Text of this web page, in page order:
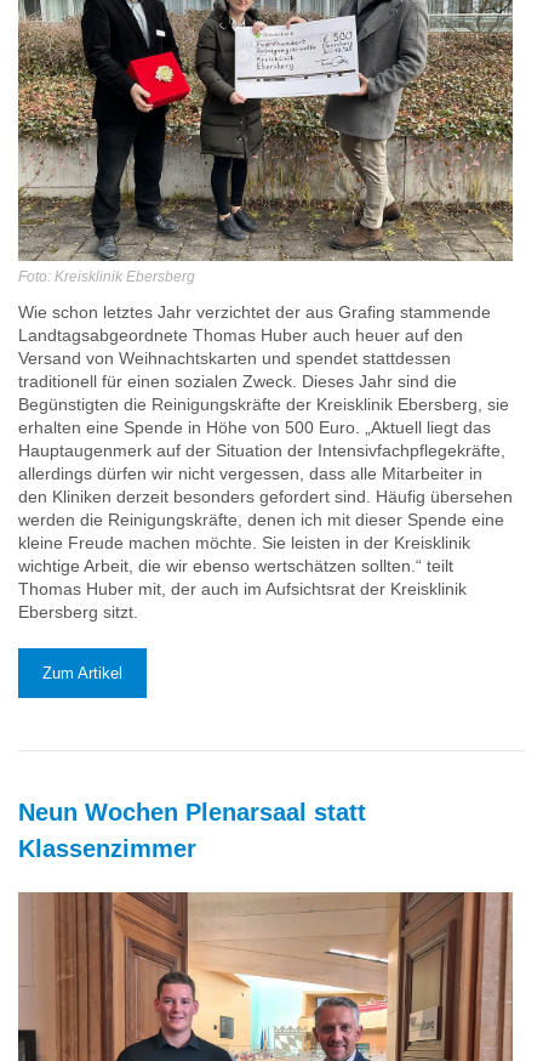
Foto: Kreisklinik Ebersberg
Wie schon letztes Jahr verzichtet der aus Grafing stammende
Landtagsabgeordnete Thomas Huber auch heuer auf den
Versand von Weihnachtskarten und spendet stattdessen
traditionell für einen sozialen Zweck. Dieses Jahr sind die
Begünstigten die Reinigungskräfte der Kreisklinik Ebersberg, sie
erhalten eine Spende in Höhe von 500 Euro. „Aktuell liegt das
Hauptaugenmerk auf der Situation der Intensivfachpflegekräfte,
allerdings dürfen wir nicht vergessen, dass alle Mitarbeiter in
den Kliniken derzeit besonders gefordert sind. Häufig übersehen
werden die Reinigungskräfte, denen ich mit dieser Spende eine
kleine Freude machen möchte. Sie leisten in der Kreisklinik
wichtige Arbeit, die wir ebenso wertschätzen sollten.“ teilt
Thomas Huber mit, der auch im Aufsichtsrat der Kreisklinik
Ebersberg sitzt.
Zum Artikel
Neun Wochen Plenarsaal statt
Klassenzimmer